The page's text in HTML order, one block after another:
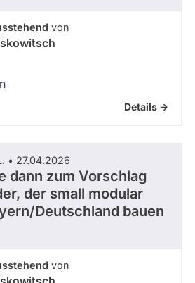
von
Details ->
• 27.04.2026
dann zum Vorschlag
der small modular
Deutschland bauen
von